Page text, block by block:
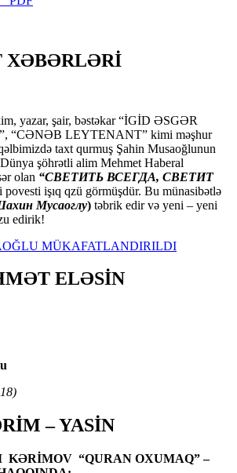
XƏBƏRLƏRİ
yazar, şair, bəstəkar “İGİD ƏSGƏR
“CƏNƏB LEYTENANT” kimi məşhur
taxt qurmuş Şahin Musaoğlunun
Dünya şöhrətli alim Mehmet Haberal
olan “СВЕТИТЬ ВСЕГДА, СВЕТИТ
povesti işıq qzü görmüşdür. Bu münasibətlə
Мусаоглу) təbrik edir və yeni – yeni
edirik!
MÜKAFATLANDIRILDI
ELƏSİN
– YASİN
KƏRİMOV “QURAN OXUMAQ” –